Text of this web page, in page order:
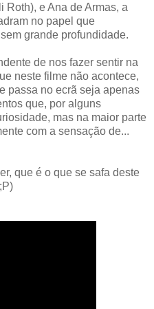
Roth), e Ana de Armas, a
no papel que
grande profundidade.
de nos fazer sentir na
neste filme não acontece,
passa no ecrã seja apenas
que, por alguns
mas na maior parte
com a sensação de...
que é o que se safa deste